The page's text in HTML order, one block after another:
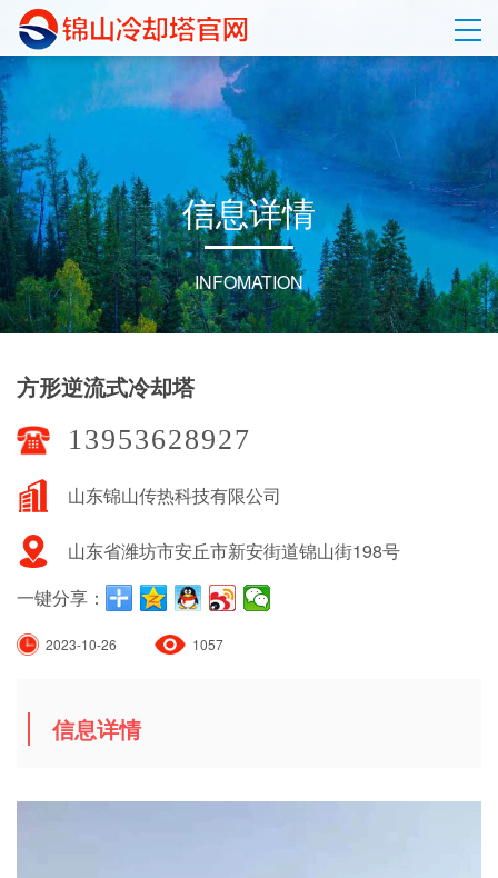
信息详情
INFOMATION
方形逆流式冷却塔
13953628927
山东锦山传热科技有限公司
山东省潍坊市安丘市新安街道锦山街198号
一键分享：
2023-10-26 1057
信息详情